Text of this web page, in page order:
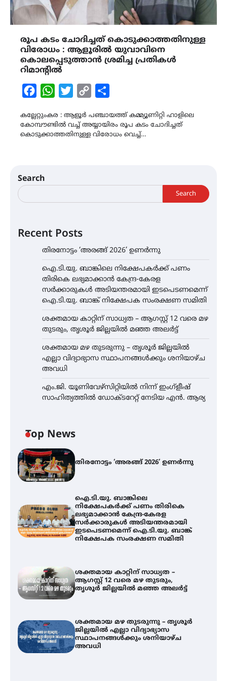
രൂപ കടം ചോദിച്ചത് കൊടുക്കാത്തതിനുള്ള
വിരോധം : ആളൂരിൽ യുവാവിനെ
കൊലപ്പെടുത്താൻ ശ്രമിച്ച പ്രതികൾ
റിമാന്റിൽ
FacebookWhatsAppTwitterCopy
കല്ലേറ്റുംകര : ആളൂർ പഞ്ചായത്ത് കമ്മ്യൂണിറ്റി ഹാളിലെ
കോമ്പൗണ്ടിൽ വച്ച് അയ്യായിരം രൂപ കടം ചോദിച്ചത്
കൊടുക്കാത്തതിനുള്ള വിരോധം വെച്ച്…
Search
Search
Recent Posts
തിരനോട്ടം ‘അരങ്ങ് 2026’ ഉണർന്നു
ഐ.ടി.യു. ബാങ്കിലെ നിക്ഷേപകർക്ക് പണം
തിരികെ ലഭ്യമാക്കാൻ കേന്ദ്ര-കേരള
സർക്കാരുകൾ അടിയന്തരമായി ഇടപെടണമെന്ന്
ഐ.ടി.യു. ബാങ്ക് നിക്ഷേപക സംരക്ഷണ സമിതി
ശക്തമായ കാറ്റിന് സാധ്യത – ആഗസ്റ്റ് 12 വരെ മഴ
തുടരും, തൃശൂർ ജില്ലയിൽ മഞ്ഞ അലർട്ട്
ശക്തമായ മഴ തുടരുന്നു – തൃശൂർ ജില്ലയിൽ
എല്ലാ വിദ്യാഭ്യാസ സ്ഥാപനങ്ങൾക്കും ശനിയാഴ്ച
അവധി
എം.ജി. യൂണിവേഴ്‌സിറ്റിയിൽ നിന്ന് ഇംഗ്ളീഷ്
സാഹിത്യത്തിൽ ഡോക്ടറേറ്റ് നേടിയ എൻ. ആര്യ
Top News
തിരനോട്ടം ‘അരങ്ങ് 2026’ ഉണർന്നു
ഐ.ടി.യു. ബാങ്കിലെ
നിക്ഷേപകർക്ക് പണം തിരികെ
ലഭ്യമാക്കാൻ കേന്ദ്ര-കേരള
സർക്കാരുകൾ അടിയന്തരമായി
ഇടപെടണമെന്ന് ഐ.ടി.യു. ബാങ്ക്
നിക്ഷേപക സംരക്ഷണ സമിതി
ശക്തമായ കാറ്റിന് സാധ്യത –
ആഗസ്റ്റ് 12 വരെ മഴ തുടരും,
തൃശൂർ ജില്ലയിൽ മഞ്ഞ അലർട്ട്
ശക്തമായ മഴ തുടരുന്നു – തൃശൂർ
ജില്ലയിൽ എല്ലാ വിദ്യാഭ്യാസ
സ്ഥാപനങ്ങൾക്കും ശനിയാഴ്ച
അവധി
ഐ.ടി.യു. ബാങ്കിലെ
നിക്ഷേപകർക്ക് പണം തിരികെ
ലഭ്യമാക്കാൻ കേന്ദ്ര-കേരള